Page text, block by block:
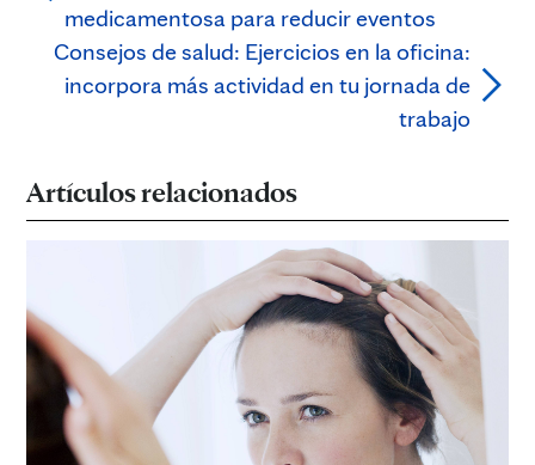
medicamentosa para reducir eventos
Consejos de salud: Ejercicios en la oficina:
incorpora más actividad en tu jornada de
trabajo
Artículos relacionados